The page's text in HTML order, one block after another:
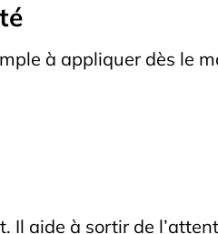
à appliquer dès le
aide à sortir de